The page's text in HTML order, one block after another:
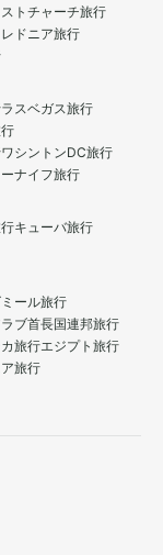
トチャーチ旅行
ドニア旅行
ラスベガス旅行
ワシントンDC旅行
ナイフ旅行
キューバ旅行
ール旅行
ブ首長国連邦旅行
旅行エジプト旅行
旅行